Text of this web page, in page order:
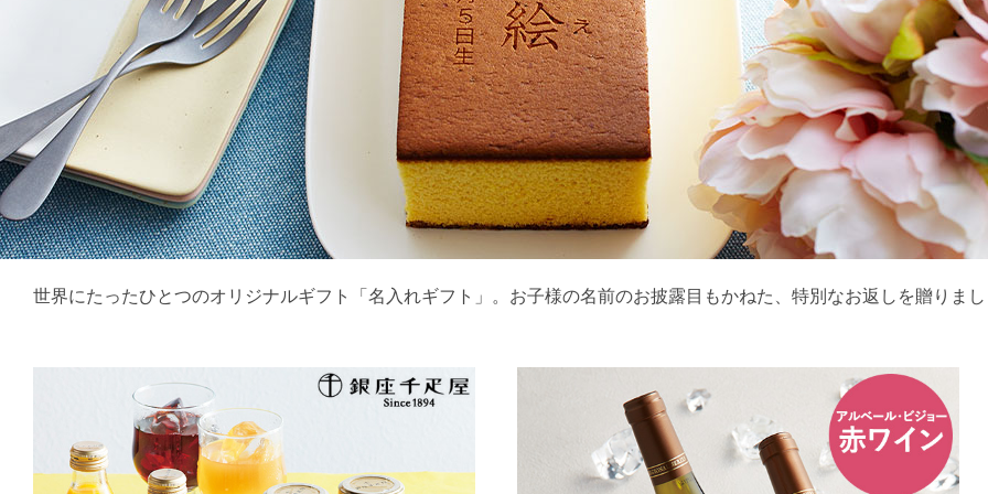
世界にたったひとつのオリジナルギフト「名入れギフト」。お子様の名前のお披露目もかねた、特別なお返しを贈りま